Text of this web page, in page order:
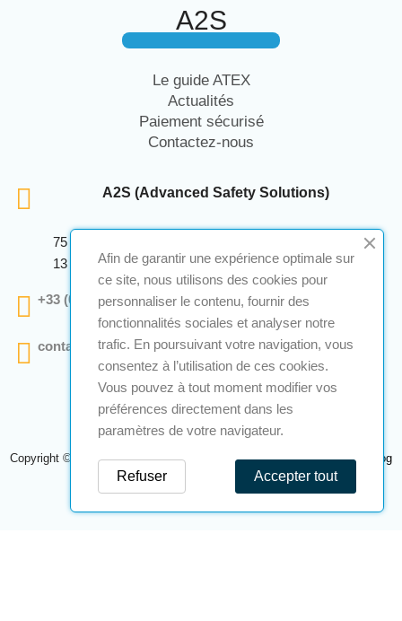
A2S
Le guide ATEX
Actualités
Paiement sécurisé
Contactez-nous
A2S (Advanced Safety Solutions)
75 Avenue Marcellin Berthelot Anthelios Bâtiment E
13 290 Aix En Provence
+33 (0)4 12 28 00 69
contact@a2s-atex.com
Copyright © 2026 A2S Atex. Tous droits réservés. Une réalisationNavilog
Afin de garantir une expérience optimale sur
ce site, nous utilisons des cookies pour
personnaliser le contenu, fournir des
fonctionnalités sociales et analyser notre
trafic. En poursuivant votre navigation, vous
consentez à l’utilisation de ces cookies.
Vous pouvez à tout moment modifier vos
préférences directement dans les
paramètres de votre navigateur.
Accepter tout
Refuser